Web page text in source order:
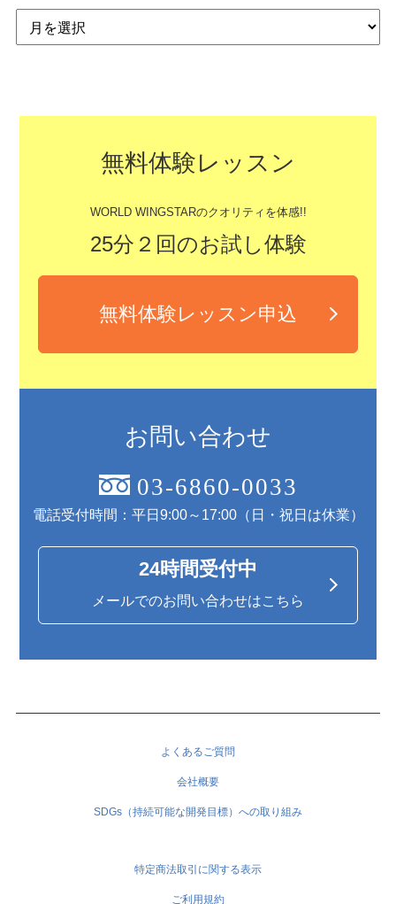
無料体験レッスン
WORLD WINGSTARのクオリティを体感!!
25分２回のお試し体験
無料体験レッスン申込
お問い合わせ
03-6860-0033
電話受付時間：平日9:00～17:00（日・祝日は休業）
24時間受付中
メールでのお問い合わせはこちら
よくあるご質問
会社概要
SDGs（持続可能な開発目標）への取り組み
特定商法取引に関する表示
ご利用規約